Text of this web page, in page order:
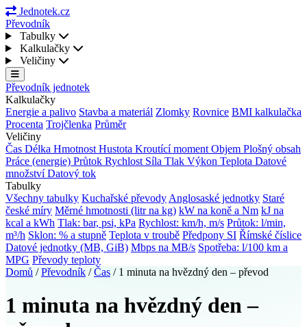
Jednotek.cz
Převodník
Tabulky
Kalkulačky
Veličiny
Převodník jednotek
Kalkulačky
Energie a palivo Stavba a materiál Zlomky Rovnice BMI kalkulačka
Procenta Trojčlenka Průměr
Veličiny
Čas Délka Hmotnost Hustota Kroutící moment Objem Plošný obsah
Práce (energie) Průtok Rychlost Síla Tlak Výkon Teplota Datové
množstvíDatový tok
Tabulky
Všechny tabulky Kuchařské převody Anglosaské jednotky Staré
české míry Měrné hmotnosti (litr na kg) kW na koně a Nm kJ na
kcal a kWh Tlak: bar, psi, kPa Rychlost: km/h, m/s Průtok: l/min,
m³/h Sklon: % a stupně Teplota v troubě Předpony SI Římské číslice
Datové jednotky (MB, GiB) Mbps na MB/s Spotřeba: l/100 km a
MPG Převody teploty
Domů / Převodník / Čas / 1 minuta na hvězdný den – převod
1 minuta na hvězdný den –